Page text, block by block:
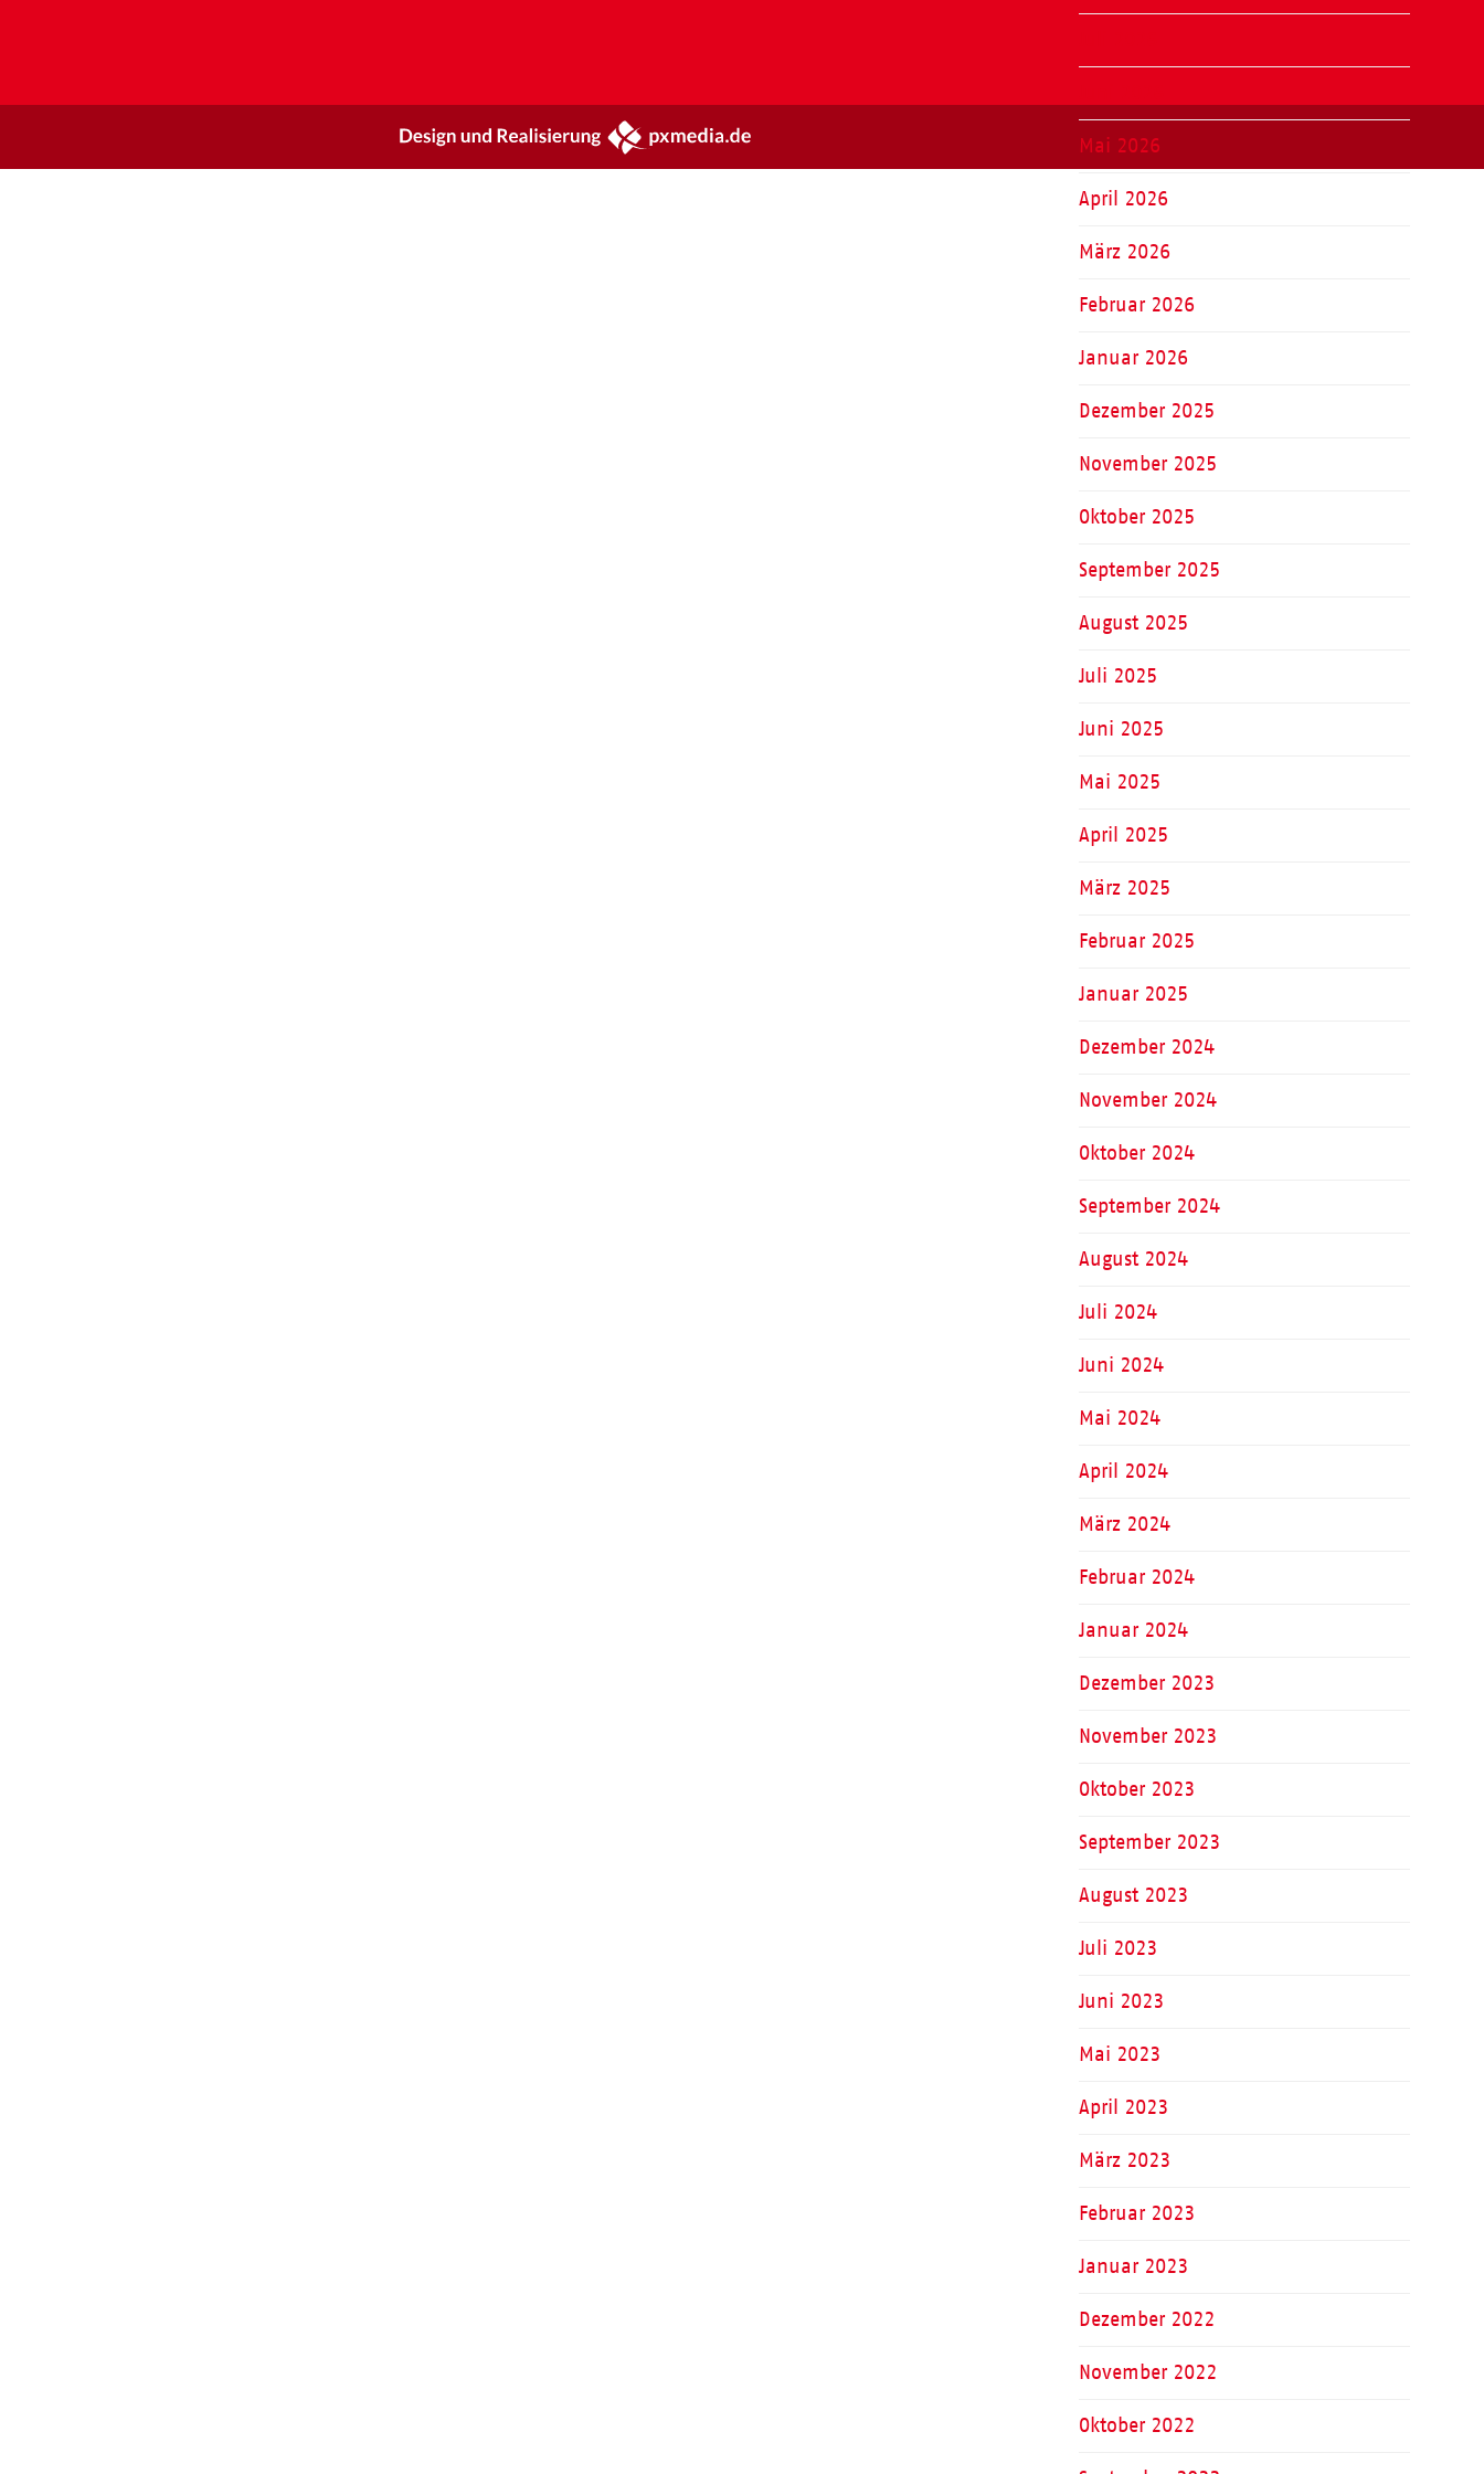
Mai 2026
April 2026
März 2026
Februar 2026
Januar 2026
Dezember 2025
November 2025
Oktober 2025
September 2025
August 2025
Juli 2025
Juni 2025
Mai 2025
April 2025
März 2025
Februar 2025
Januar 2025
Dezember 2024
November 2024
Oktober 2024
September 2024
August 2024
Juli 2024
Juni 2024
Mai 2024
April 2024
März 2024
Februar 2024
Januar 2024
Dezember 2023
November 2023
Oktober 2023
September 2023
August 2023
Juli 2023
Juni 2023
Mai 2023
April 2023
März 2023
Februar 2023
Januar 2023
Dezember 2022
November 2022
Oktober 2022